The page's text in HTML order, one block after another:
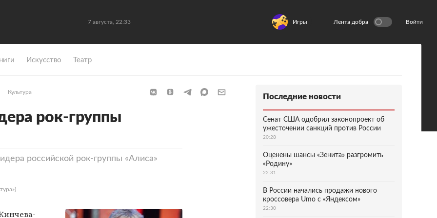
7 августа, 22:33 Игры Лента добра Войти
Искусство Театр
Культура
рок-группы
российской рок-группы «Алиса»
Последние новости
Сенат США одобрил законопроект об
ужесточении санкций против России
20:28
Оценены шансы «Зенита» разгромить
«Родину»
22:31
В России начались продажи нового
кроссовера Umo с «Яндексом»
22:30